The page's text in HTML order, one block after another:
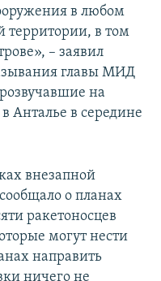
в любом
территории, в том
– заявил
главы МИД
на
Анталье в середине
внезапной
о планах
ракетоносцев
могут нести
направить
ничего не